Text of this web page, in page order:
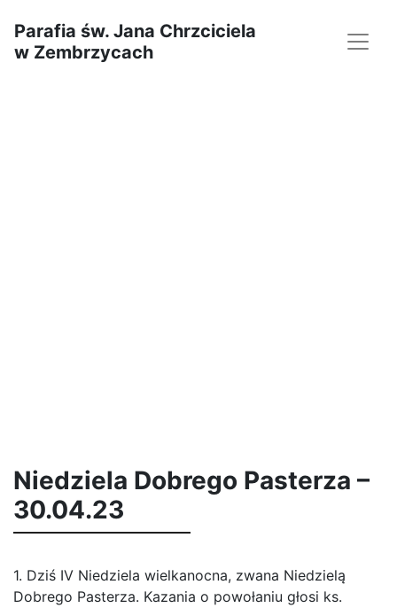
Parafia św. Jana Chrzciciela
w Zembrzycach
Niedziela Dobrego Pasterza –
30.04.23
1. Dziś IV Niedziela wielkanocna, zwana Niedzielą
Dobrego Pasterza. Kazania o powołaniu głosi ks.